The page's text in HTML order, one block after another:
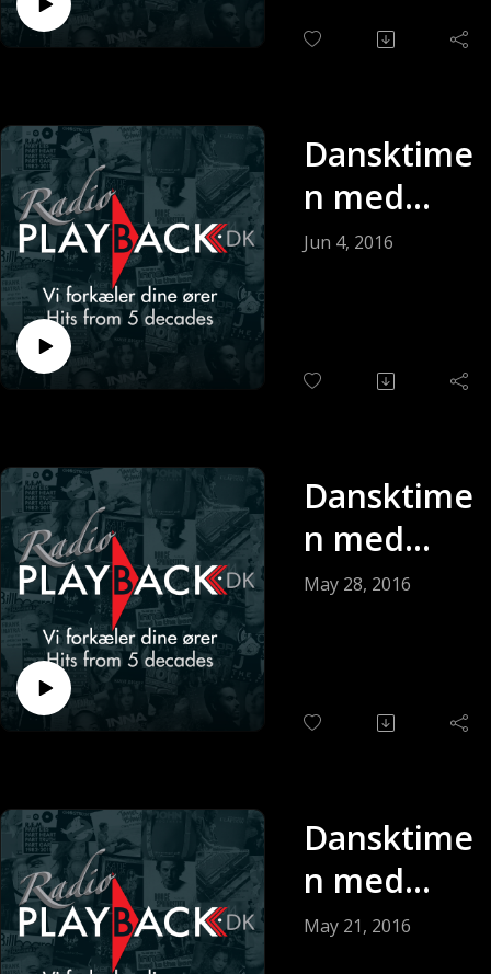
06-2016)
Dansktime
n med
Keldy
06-2016)
Jun 4, 2016
Dansktime
n med
Keldy
5-2016)
May 28, 2016
Dansktime
n med
Keldy
May 21, 2016